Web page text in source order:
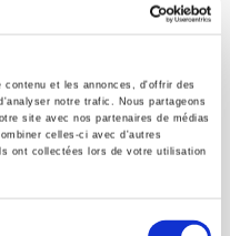
contenu et les annonces, d'offrir des
notre trafic. Nous partageons
site avec nos partenaires de médias
celles-ci avec d'autres
ont collectées lors de votre utilisation
a threefold role: to publish
for student use, and to